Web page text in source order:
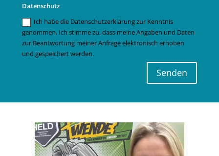
Datenschutz
Ich habe die Datenschutzerklärung zur Kenntnis
genommen. Ich stimme zu, dass meine Angaben und Daten
zur Beantwortung meiner Anfrage elektronisch erhoben
und gespeichert werden.
Senden